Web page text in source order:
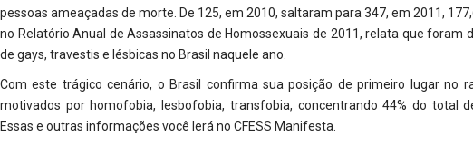
pessoas ameaçadas de morte. De 125, em 2010, saltaram para 347, em 2011,
no Relatório Anual de Assassinatos de Homossexuais de 2011, relata que foram
de gays, travestis e lésbicas no Brasil naquele ano.
Com este trágico cenário, o Brasil confirma sua posição de primeiro lugar no
motivados por homofobia, lesbofobia, transfobia, concentrando 44% do total
Essas e outras informações você lerá no CFESS Manifesta.